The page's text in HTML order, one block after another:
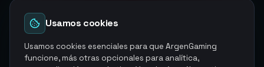
Usamos cookies
Usamos cookies esenciales para que ArgenGaming
funcione, más otras opcionales para analítica,